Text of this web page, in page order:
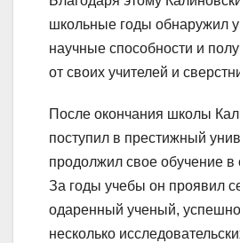
школьные годы обнаружил
научные способности и
от своих учителей и
После окончания школы
поступил в престижный
продолжил свое обучение в
За годы учебы он проявил
одаренный ученый,
несколько